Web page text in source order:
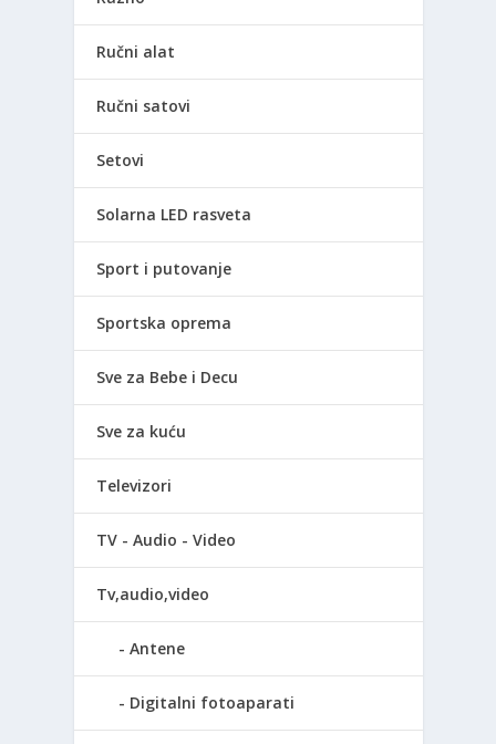
Ručni alat
Ručni satovi
Setovi
Solarna LED rasveta
Sport i putovanje
Sportska oprema
Sve za Bebe i Decu
Sve za kuću
Televizori
TV - Audio - Video
Tv,audio,video
Antene
Digitalni fotoaparati